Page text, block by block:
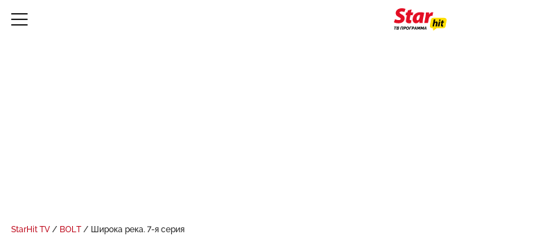
StarHit TV BOLT Широка река. 7-я серия